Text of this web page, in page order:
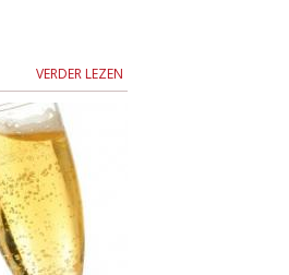
VERDER LEZEN